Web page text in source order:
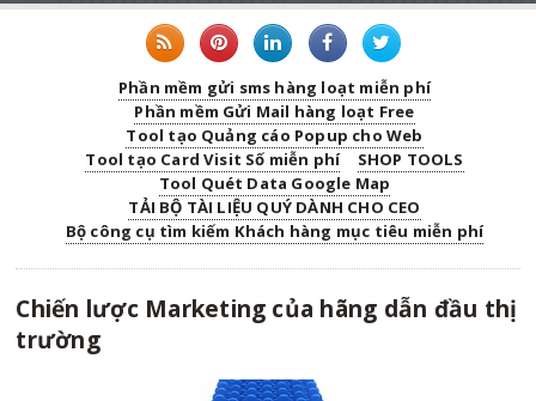
Phần mềm gửi sms hàng loạt miễn phí
Phần mềm Gửi Mail hàng loạt Free
Tool tạo Quảng cáo Popup cho Web
Tool tạo Card Visit Số miễn phí
SHOP TOOLS
Tool Quét Data Google Map
TẢI BỘ TÀI LIỆU QUÝ DÀNH CHO CEO
Bộ công cụ tìm kiếm Khách hàng mục tiêu miễn phí
Chiến lược Marketing của hãng dẫn đầu thị
trường